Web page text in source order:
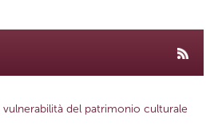
del patrimonio culturale